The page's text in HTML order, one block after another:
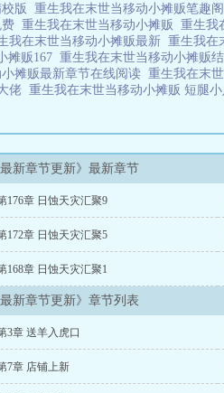
版 重生我在末世当移动小摊贩笔趣
费 重生我在末世当移动小摊贩 重生我
我在末世当移动小摊贩最新 重生我在
摊贩167 重生我在末世当移动小摊贩
摊贩最新章节在线阅读 重生我在末
佬 重生我在末世当移动小摊贩 短腿
新章节更新》最新章节
176章 日蚀天灾汇聚9
172章 日蚀天灾汇聚5
168章 日蚀天灾汇聚1
新章节更新》章节列表
3章 送羊入虎口
7章 店铺上新